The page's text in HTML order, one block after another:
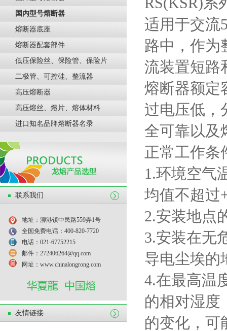
国内型号熔断器
熔断器底座
熔断器配套部件
低压保险丝、保险管、保险片
二极管、可控硅、整流器
高压熔断器
高压熔丝、熔片、熔体材料
进口知名品牌熔断器名录
联系我们
地址：泖港镇中民路559弄1号
全国免费电话：400-820-7720
电话：021-67752215
邮件：272406264@qq.com
网址：www.chinalongrong.com
友情链接
适用于交流
路中，作为
流装置短路
熔断器额定
过电压低，
全可靠以及
正常工作条
1.环境空气
均值不超过
2.安装地点
3.安装在无
导电尘埃的
4.在最高温
的相对湿度
的变化，可